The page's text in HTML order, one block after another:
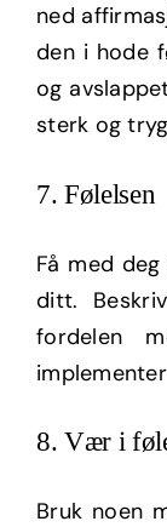
ned
den i hode
og
sterk og
7. Følelsen
Få med
ditt.
fordelen
8. Vær i
Bruk noen